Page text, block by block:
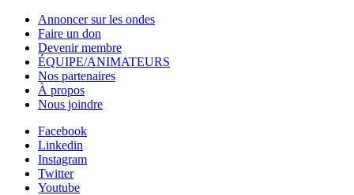
Annoncer sur les ondes
Faire un don
Devenir membre
ÉQUIPE/ANIMATEURS
Nos partenaires
À propos
Nous joindre
Facebook
Linkedin
Instagram
Twitter
Youtube